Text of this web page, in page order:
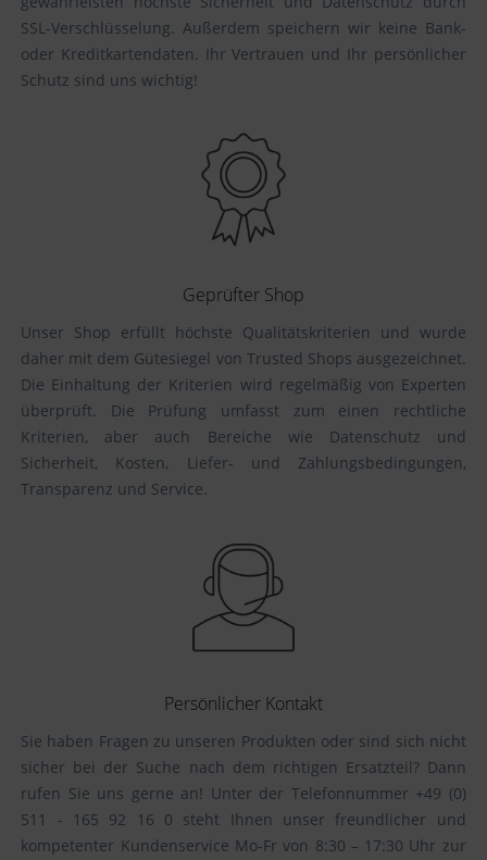
SSL-Verschlüsselung. Außerdem speichern wir keine Bank-
oder Kreditkartendaten. Ihr Vertrauen und Ihr persönlicher
Schutz sind uns wichtig!
Geprüfter Shop
Unser Shop erfüllt höchste Qualitätskriterien und wurde
daher mit dem Gütesiegel von Trusted Shops ausgezeichnet.
Die Einhaltung der Kriterien wird regelmäßig von Experten
überprüft. Die Prüfung umfasst zum einen rechtliche
Kriterien, aber auch Bereiche wie Datenschutz und
Sicherheit, Kosten, Liefer- und Zahlungsbedingungen,
Transparenz und Service.
Persönlicher Kontakt
Sie haben Fragen zu unseren Produkten oder sind sich nicht
sicher bei der Suche nach dem richtigen Ersatzteil? Dann
rufen Sie uns gerne an! Unter der Telefonnummer +49 (0)
511 - 165 92 16 0 steht Ihnen unser freundlicher und
kompetenter Kundenservice Mo-Fr von 8:30 – 17:30 Uhr zur